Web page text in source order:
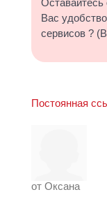
Вас
сервисов ?
Постоянная
от Оксана